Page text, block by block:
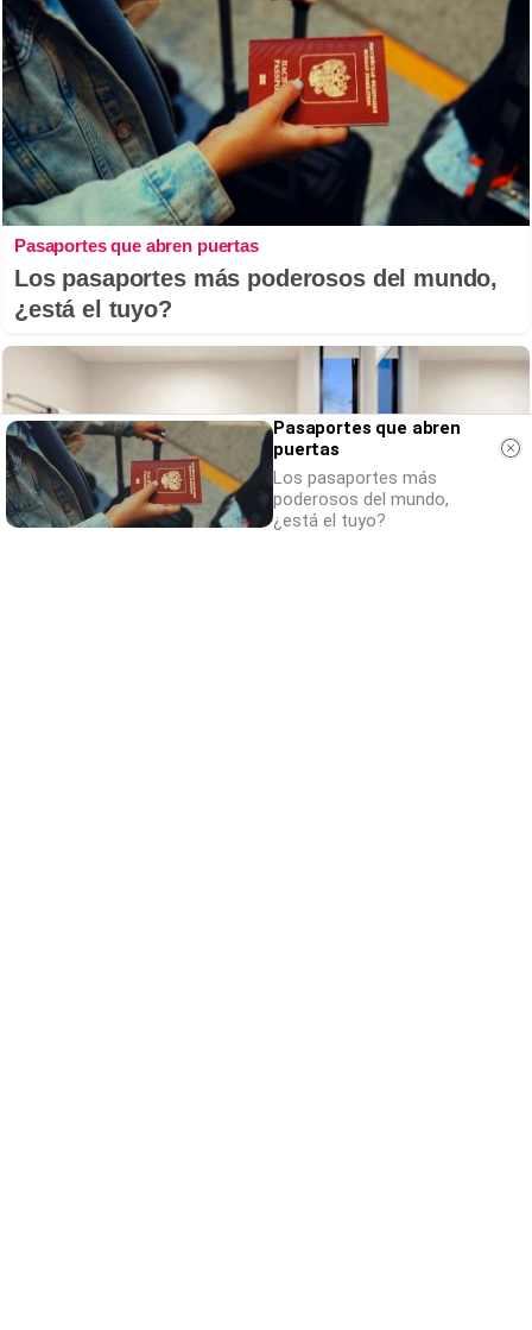
Pasaportes que abren puertas
Los pasaportes más poderosos del mundo,
¿está el tuyo?
Pasaportes que abren
puertas
Los pasaportes más
poderosos del mundo,
¿está el tuyo?